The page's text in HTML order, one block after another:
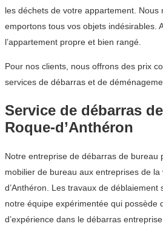
les déchets de votre appartement. Nous
emportons tous vos objets indésirables.
l’appartement propre et bien rangé.
Pour nos clients, nous offrons des prix
services de débarras et de
Service de débarras
Roque-d’Anthéron
Notre entreprise de débarras de bureau
mobilier de bureau aux entreprises de la
d’Anthéron. Les travaux de
notre équipe expérimentée qui possède
d’expérience dans le débarras entreprise.